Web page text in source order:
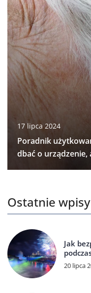
17 lipca 2024
Poradnik
dbać o urządzenie,
Ostatnie wpisy
Jak
20 lipca